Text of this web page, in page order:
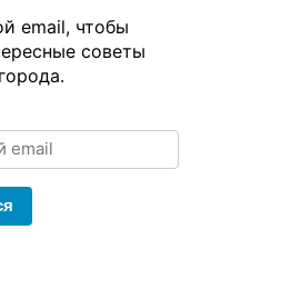
email, чтобы
советы